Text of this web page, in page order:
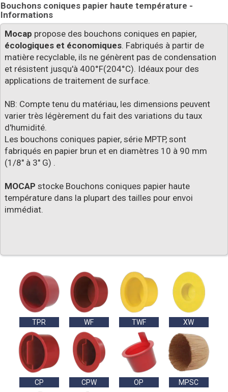
Bouchons coniques papier haute température -
Informations
Mocap propose des bouchons coniques en papier,
écologiques et économiques. Fabriqués à partir de
matière recyclable, ils ne génèrent pas de condensation
et résistent jusqu'à 400°F(204°C). Idéaux pour des
applications de traitement de surface.
NB: Compte tenu du matériau, les dimensions peuvent
varier très légèrement du fait des variations du taux
d'humidité.
Les bouchons coniques papier, série MPTP, sont
fabriqués en papier brun et en diamètres 10 à 90 mm
(1/8" à 3" G) .
MOCAP stocke Bouchons coniques papier haute
température dans la plupart des tailles pour envoi
immédiat.
TPR WF TWF XW
CP CPW OP MPSC